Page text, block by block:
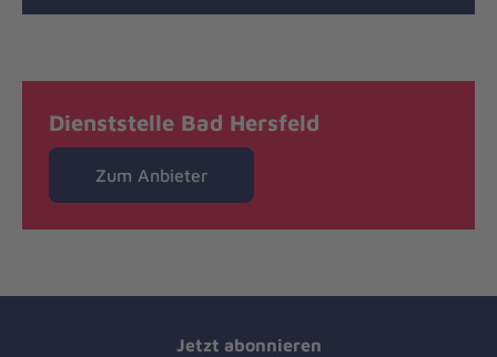
Dienststelle Bad Hersfeld
Zum Anbieter
Jetzt abonnieren